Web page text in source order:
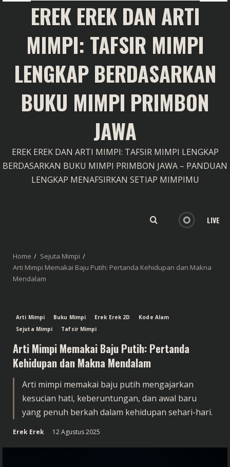
EREK EREK DAN ARTI
MIMPI: TAFSIR MIMPI
LENGKAP BERDASARKAN
BUKU MIMPI PRIMBON
JAWA
EREK EREK DAN ARTI MIMPI: TAFSIR MIMPI LENGKAP
BERDASARKAN BUKU MIMPI PRIMBON JAWA – PANDUAN
LENGKAP MENAFSIRKAN SETIAP MIMPIMU
LIVE
Home
Sejuta Mimpi
Arti Mimpi Memakai Baju Putih: Pertanda Kehidupan dan Makna
Mendalam
Arti Mimpi Buku Mimpi Erek Erek 2D
Kode Alam
Sejuta Mimpi
Tafsir Mimpi
Arti Mimpi Memakai Baju Putih: Pertanda
Kehidupan dan Makna Mendalam
Arti mimpi memakai baju putih mengajarkan
kesucian hati, keberuntungan, dan awal baru
yang penuh berkah dalam kehidupan sehari-hari.
Erek Erek 12 Agustus 2025